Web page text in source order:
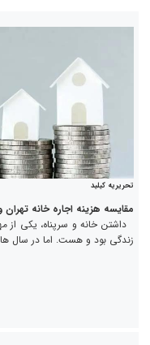
تحریریه کیلید
مقایسه هزینه اجاره خانه
داشتن خانه و سرپناه، یکی از
زندگی بود و هست. اما در سال